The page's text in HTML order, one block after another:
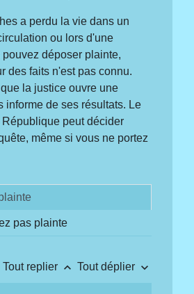
a perdu la vie dans un
ou lors d'une
pouvez déposer plainte,
des faits n'est pas connu.
la justice ouvre une
informe de ses résultats. Le
peut décider
même si vous ne portez
pas plainte
Tout replier keyboard_arrow_up Tout déplier keyboard_arrow_down